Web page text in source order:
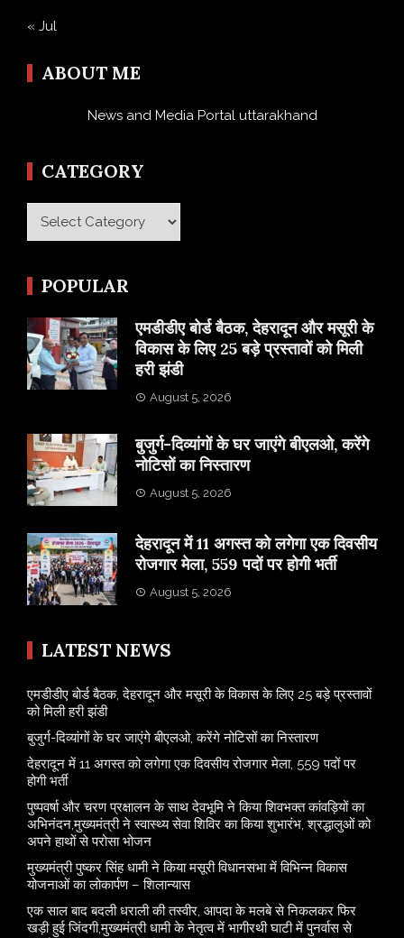
« Jul
ABOUT ME
News and Media Portal uttarakhand
CATEGORY
Category
POPULAR
एमडीडीए बोर्ड बैठक, देहरादून और मसूरी के
विकास के लिए 25 बड़े प्रस्तावों को मिली
हरी झंडी
August 5, 2026
बुजुर्ग-दिव्यांगों के घर जाएंगे बीएलओ, करेंगे
नोटिसों का निस्तारण
August 5, 2026
​देहरादून में 11 अगस्त को लगेगा एक दिवसीय
रोजगार मेला, 559 पदों पर होगी भर्ती
August 5, 2026
LATEST NEWS
एमडीडीए बोर्ड बैठक, देहरादून और मसूरी के विकास के लिए 25 बड़े प्रस्तावों
को मिली हरी झंडी
बुजुर्ग-दिव्यांगों के घर जाएंगे बीएलओ, करेंगे नोटिसों का निस्तारण
​देहरादून में 11 अगस्त को लगेगा एक दिवसीय रोजगार मेला, 559 पदों पर
होगी भर्ती
पुष्पवर्षा और चरण प्रक्षालन के साथ देवभूमि ने किया शिवभक्त कांवड़ियों का
अभिनंदन,मुख्यमंत्री ने स्वास्थ्य सेवा शिविर का किया शुभारंभ, श्रद्धालुओं को
अपने हाथों से परोसा भोजन
मुख्यमंत्री पुष्कर सिंह धामी ने किया मसूरी विधानसभा में विभिन्न विकास
योजनाओं का लोकार्पण – शिलान्यास
एक साल बाद बदली धराली की तस्वीर, आपदा के मलबे से निकलकर फिर
खड़ी हुई जिंदगी,मुख्यमंत्री धामी के नेतृत्व में भागीरथी घाटी में पुनर्वास से